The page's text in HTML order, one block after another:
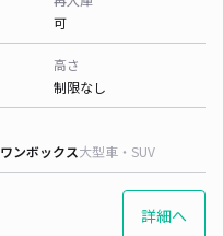
可
高さ
制限なし
ワンボックス大型車・SUV
詳細へ